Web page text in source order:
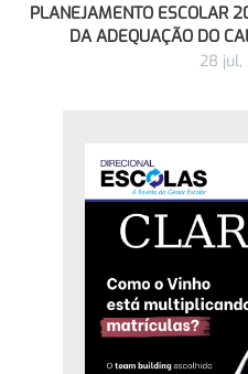
PLANEJAMENTO ESCOLAR
DA ADEQUAÇÃO DO
28 jul,